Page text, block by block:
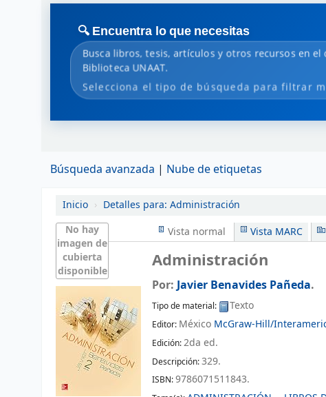
🔍 Encuentra lo que necesitas
Busca libros, tesis, artículos y otros recursos en el
Biblioteca UNAAT.
Selecciona el tipo de búsqueda para filtrar
Búsqueda avanzada Nube de etiquetas
Inicio › Detalles para: Administración
No hay
imagen de
cubierta
disponible
Vista normal Vista MARC
Administración
Por:Javier Benavides Pañeda.
Tipo de material: Texto
Editor: México McGraw-Hill/
Edición:2da ed.
Descripción:329.
ISBN:9786071511843.